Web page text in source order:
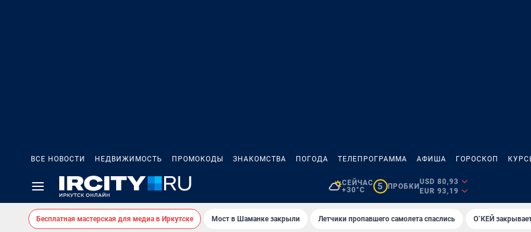
ВСЕ НОВОСТИ НЕДВИЖИМОСТЬ ПРОМОКОДЫ ЗНАКОМСТВА ПОГОДА ТЕЛЕПРОГРАММА АФИША ГОРОСКОП
СЕЙЧАС
+30°C
5 ПРОБКИ
USD 80,93
EUR 93,19
Бесплатная мастерская для медиа в Иркутске Мост в Шаманке закрыли Летчики пропавшего самолета спаслись О`КЕЙ